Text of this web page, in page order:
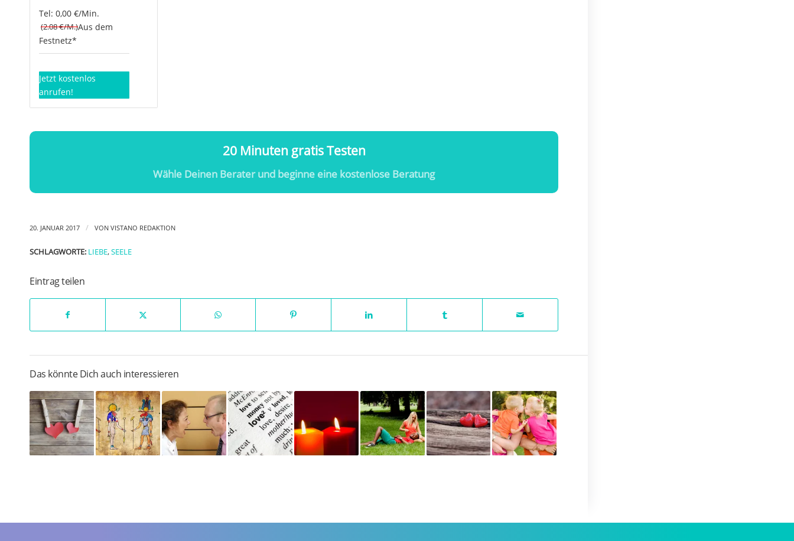
Tel: 0,00 €/Min.
(2.08 €/M.)Aus dem
Festnetz*
Jetzt kostenlos
anrufen!
20 Minuten gratis Testen
Wähle Deinen Berater und beginne eine kostenlose Beratung
20. JANUAR 2017 / VON VISTANO REDAKTION
SCHLAGWORTE: LIEBE,SEELE
Eintrag teilen
Das könnte Dich auch interessieren